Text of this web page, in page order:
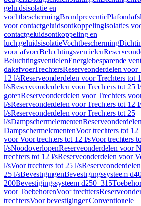
geluidsisolatie en
vochtbeschermingBrandpreventie
voor contactgeluidsontkoppelingIsolaties
contactgeluidsontkoppeling en
luchtgeluidsisolatieVochtbescherming
voor afvoerBeluchtingsventielen
BeluchtingsventielenEnergiebesparende
dakafvoerTrechtersReserveonderdelen voor
12 l/sReserveonderdelen voor Trechters tot
l/sReserveonderdelen voor Trechters tot 25
gotenReserveonderdelen voor Trechters
l/sReserveonderdelen voor Trechters tot 12
l/sReserveonderdelen voor Trechters tot 25
l/sDampschermelementen
DampschermelementenVoor trechters tot 12
voor Voor trechters tot 12 l/sVoor trechters
l/sNoodoverlopenReserveonderdelen voor
trechters tot 12 l/sReserveonderdelen voor
l/sVoor trechters tot 25 l/s
25 l/sBevestigingenBevestigingssysteem
200Bevestigingssysteem d250–315
voor ToebehorenVoor trechters
trechtersVoor bevestigingenConventionele